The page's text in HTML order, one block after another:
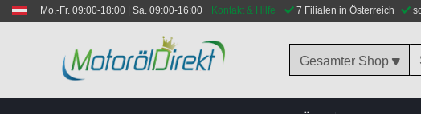
Mo.-Fr. 09:00-18:00 | Sa. 09:00-16:00 Kontakt & Hilfe 7 Filialen in Österreich
Gesamter Shop